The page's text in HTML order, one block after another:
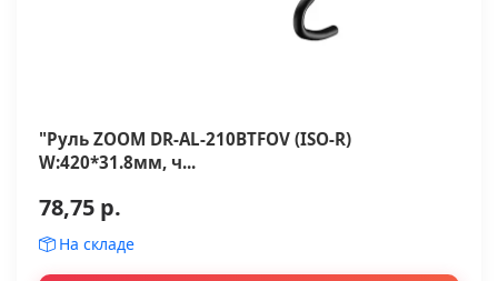
"Руль ZOOM DR-AL-210BTFOV (ISO-R)
W:420*31.8мм, ч...
78,75 р.
На складе